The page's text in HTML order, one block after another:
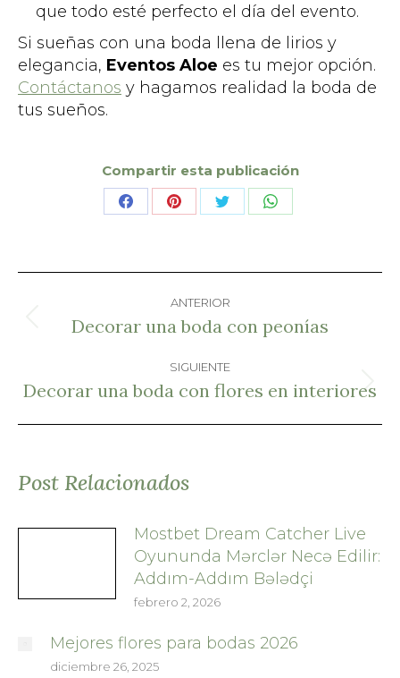
que todo esté perfecto el día del evento.
Si sueñas con una boda llena de lirios y
elegancia, Eventos Aloe es tu mejor opción.
Contáctanos y hagamos realidad la boda de
tus sueños.
Compartir esta publicación
Share Share Share Share
Navegación
entre
publicaciones
ANTERIOR
Publicación
Decorar una boda con peonías
SIGUIENTE
Publicación
Decorar una boda con flores en interiores
Post Relacionados
Mostbet Dream Catcher Live
Oyununda Mərclər Necə Edilir:
Addım-Addım Bələdçi
febrero 2, 2026
Mejores flores para bodas 2026
diciembre 26, 2025